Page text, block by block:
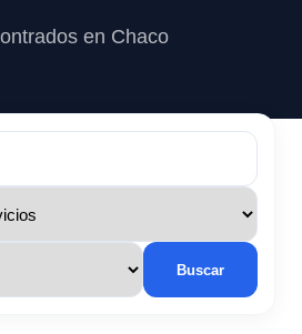
en Chaco
Buscar